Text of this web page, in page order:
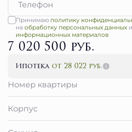
Принимаюполитику
информационных материалов
7 020 500 руб.
Ипотекаот 28 022 руб.
Номер квартиры